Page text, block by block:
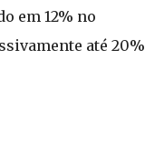
em 12% no
até 20%